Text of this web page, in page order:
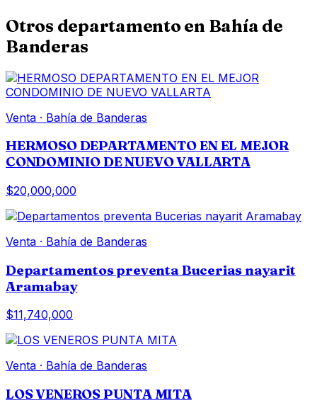
Otros departamentoen Bahía de
Banderas
Venta · Bahía de Banderas
HERMOSO DEPARTAMENTO EN EL MEJOR
CONDOMINIO DE NUEVO VALLARTA
$20,000,000
Venta · Bahía de Banderas
Departamentos preventa Bucerias nayarit
Aramabay
$11,740,000
Venta · Bahía de Banderas
LOS VENEROS PUNTA MITA